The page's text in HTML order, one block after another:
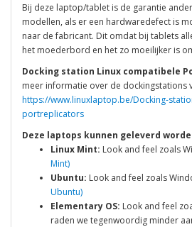
Bij deze laptop/tablet is de garantie
modellen, als er een hardwaredefect is
naar de fabricant. Dit omdat bij tablets
het moederbord en het zo moeilijker is
Docking station Linux compatibele
meer informatie over de dockingstations
https://www.linuxlaptop.be/Docking-
portreplicators
Deze laptops kunnen geleverd
Linux Mint: Look and feel zoals
Mint)
Ubuntu: Look and feel zoals
Ubuntu)
Elementary OS: Look and feel
raden we tegenwoordig minder